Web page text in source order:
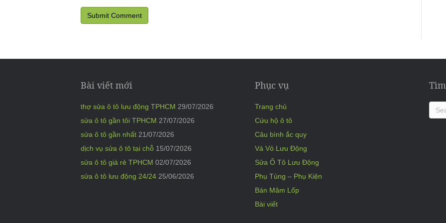
Bài viết mới
thợ sửa ô tô lưu động TPHCM 29/07/2026
sửa ô tô gần tôi TPHCM 27/07/2026
sửa ô tô gần nhất 21/07/2026
dịch vụ sửa ô tô tại chỗ 15/07/2026
sửa ô tô giá rẻ TPHCM 02/07/2026
sửa ô tô lưu động 24/24 25/06/2026
Phục vụ
Trang chủ
Cứu hộ ô tô
Câu bình ắc quy
Vá Vỏ Lưu Động
Sửa Ô Tô Lưu Động
Phụ Tùng – Phụ Kiện
Bán Mâm Lốp
Bài viết